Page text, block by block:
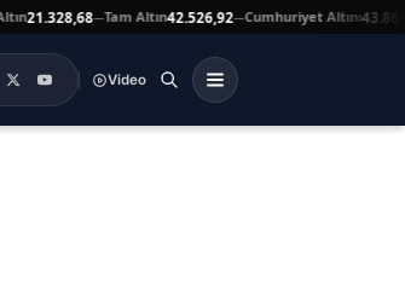
21.328,68—Tam Altın42.526,92—Cumhuriyet Altını
Video